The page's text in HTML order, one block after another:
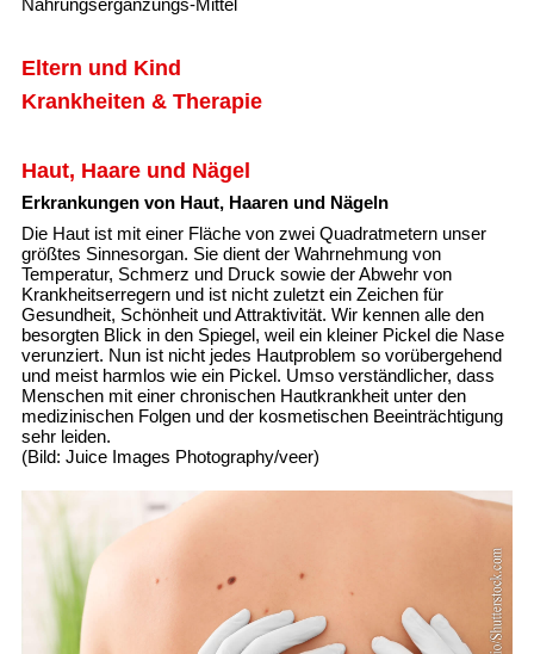
Eltern und Kind
Krankheiten & Therapie
Haut, Haare und Nägel
Erkrankungen von Haut, Haaren und Nägeln
Die Haut ist mit einer Fläche von zwei Quadratmetern unser
größtes Sinnesorgan. Sie dient der Wahrnehmung von
Temperatur, Schmerz und Druck sowie der Abwehr von
Krankheitserregern und ist nicht zuletzt ein Zeichen für
Gesundheit, Schönheit und Attraktivität. Wir kennen alle den
besorgten Blick in den Spiegel, weil ein kleiner Pickel die Nase
verunziert. Nun ist nicht jedes Hautproblem so vorübergehend
und meist harmlos wie ein Pickel. Umso verständlicher, dass
Menschen mit einer chronischen Hautkrankheit unter den
medizinischen Folgen und der kosmetischen Beeinträchtigung
sehr leiden.
(Bild: Juice Images Photography/veer)